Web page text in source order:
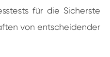
für die Sicherste
von entscheidender